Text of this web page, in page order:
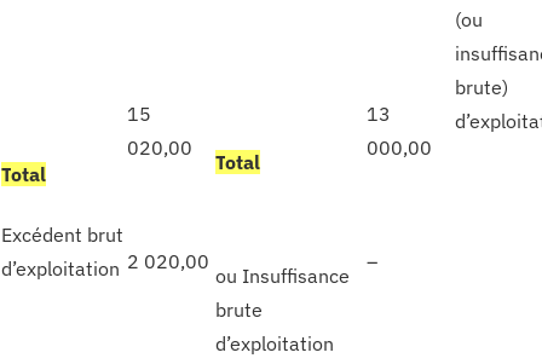
Total Total
(ou
brute)
15
020,00
13
000,00
Excédent brut
d’exploitation 2 020,00
ou Insuffisance
brute
d’exploitation
–